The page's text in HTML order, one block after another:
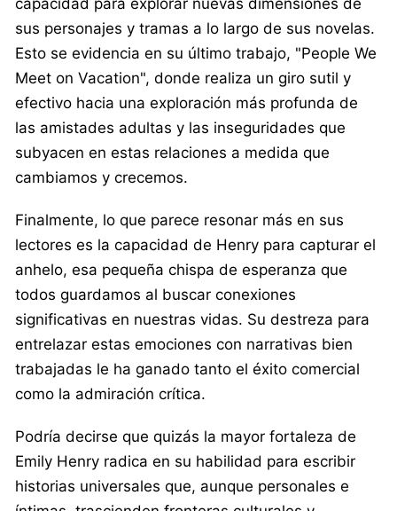
sus personajes y tramas a lo largo de sus novelas.
Esto se evidencia en su último trabajo, "People We
Meet on Vacation", donde realiza un giro sutil y
efectivo hacia una exploración más profunda de
las amistades adultas y las inseguridades que
subyacen en estas relaciones a medida que
cambiamos y crecemos.
Finalmente, lo que parece resonar más en sus
lectores es la capacidad de Henry para capturar el
anhelo, esa pequeña chispa de esperanza que
todos guardamos al buscar conexiones
significativas en nuestras vidas. Su destreza para
entrelazar estas emociones con narrativas bien
trabajadas le ha ganado tanto el éxito comercial
como la admiración crítica.
Podría decirse que quizás la mayor fortaleza de
Emily Henry radica en su habilidad para escribir
historias universales que, aunque personales e